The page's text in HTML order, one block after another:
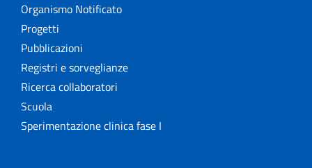
Organismo Notificato
Progetti
Pubblicazioni
Registri e sorveglianze
Ricerca collaboratori
Scuola
Sperimentazione clinica fase I